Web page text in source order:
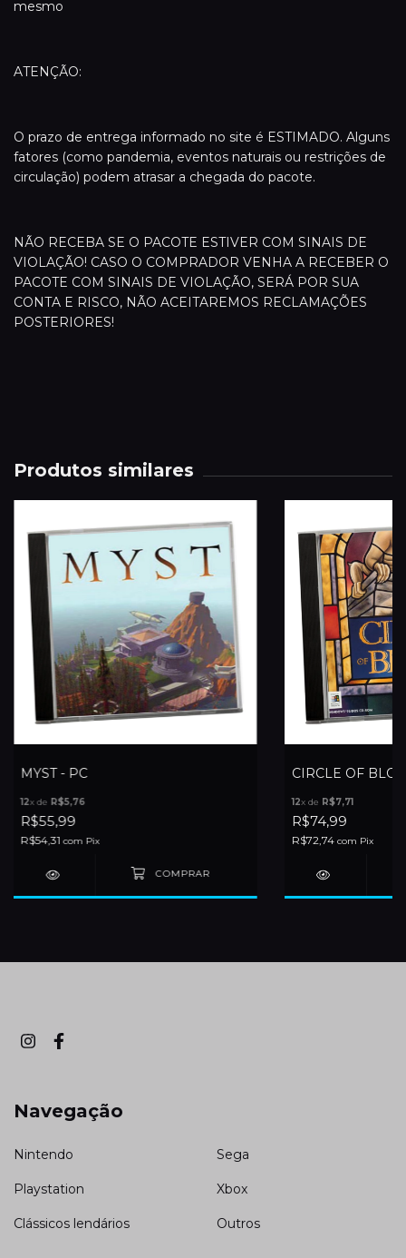
mesmo
ATENÇÃO:
O prazo de entrega informado no site é ESTIMADO. Alguns
fatores (como pandemia, eventos naturais ou restrições de
circulação) podem atrasar a chegada do pacote.
NÃO RECEBA SE O PACOTE ESTIVER COM SINAIS DE
VIOLAÇÃO! CASO O COMPRADOR VENHA A RECEBER O
PACOTE COM SINAIS DE VIOLAÇÃO, SERÁ POR SUA
CONTA E RISCO, NÃO ACEITAREMOS RECLAMAÇÕES
POSTERIORES!
Produtos similares
MYST - PC
12x de R$5,76
R$55,99
R$54,31com Pix
CIRCLE OF
12x de R$7,71
R$74,99
R$72,74 com Pix
Navegação
Nintendo Sega
Playstation Xbox
Clássicos lendários Outros